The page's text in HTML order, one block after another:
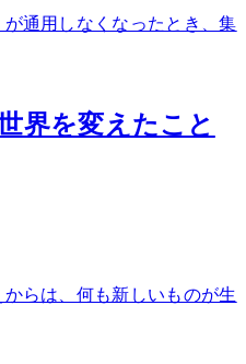
が通用しなくなったとき、集
界を変えたこと
らは、何も新しいものが生